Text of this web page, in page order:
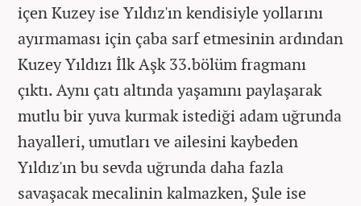
içen Kuzey ise Yıldız'ın kendisiyle yollarını
ayırmaması için çaba sarf etmesinin ardından
Kuzey Yıldızı İlk Aşk 33.bölüm fragmanı
çıktı. Aynı çatı altında yaşamını paylaşarak
mutlu bir yuva kurmak istediği adam uğrunda
hayalleri, umutları ve ailesini kaybeden
Yıldız'ın bu sevda uğrunda daha fazla
savaşacak mecalinin kalmazken, Şule ise